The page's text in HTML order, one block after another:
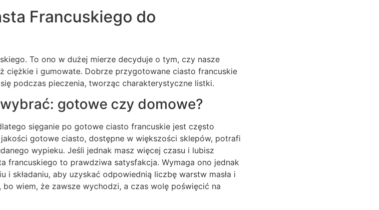
Francuskiego do
To ono w dużej mierze decyduje o tym, czy nasze
ciężkie i gumowate. Dobrze przygotowane ciasto francuskie
podczas pieczenia, tworząc charakterystyczne listki.
gotowe czy domowe?
sięganie po gotowe ciasto francuskie jest często
gotowe ciasto, dostępne w większości sklepów, potrafi
wypieku. Jeśli jednak masz więcej czasu i lubisz
francuskiego to prawdziwa satysfakcja. Wymaga ono jednak
i składaniu, aby uzyskać odpowiednią liczbę warstw masła i
wiem, że zawsze wychodzi, a czas wolę poświęcić na